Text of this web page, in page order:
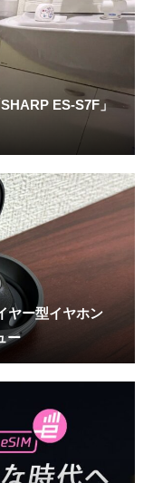
ES-S7F」
ヤー型イヤホン
ー